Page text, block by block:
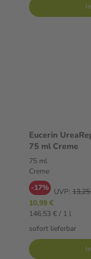
Eucerin
75 ml Creme
75 ml
Creme
-17% UVP:
10,99 €
146,53 € / 1 l
sofort lieferbar